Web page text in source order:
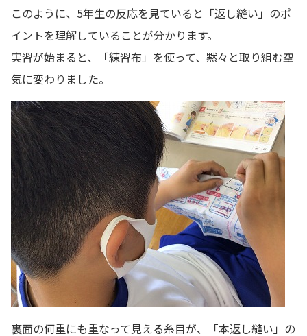
このように、5年生の反応を見ていると「返し縫い」のポ
イントを理解していることが分かります。
実習が始まると、「練習布」を使って、黙々と取り組む空
気に変わりました。
裏面の何重にも重なって見える糸目が、「本返し縫い」の